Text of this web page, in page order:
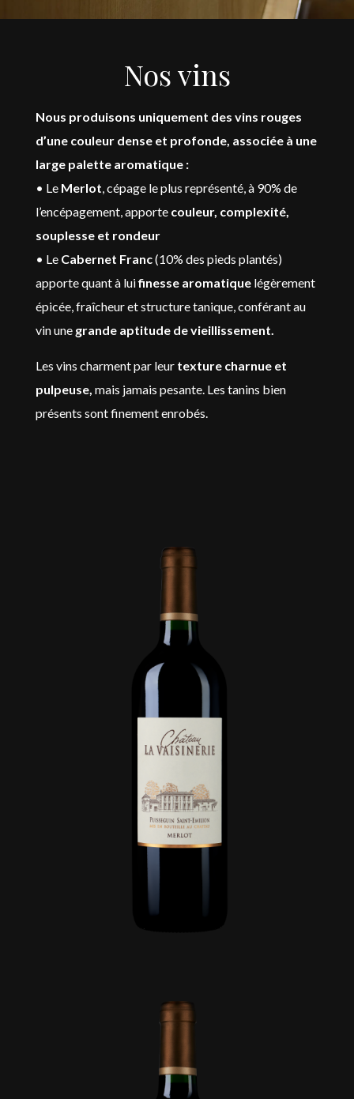
Nos vins
Nous produisons uniquement des vins rouges
d’une couleur dense et profonde, associée à une
large palette aromatique :
• Le Merlot, cépage le plus représenté, à 90% de
l’encépagement, apporte couleur, complexité,
souplesse et rondeur
• Le Cabernet Franc(10% des pieds plantés)
apporte quant à luifinesse aromatiquelégèrement
épicée, fraîcheur et structure tanique, conférant au
vin une grande aptitude de vieillissement.
Les vins charment par leur texture charnue et
pulpeuse, mais jamais pesante. Les tanins bien
présents sont finement enrobés.